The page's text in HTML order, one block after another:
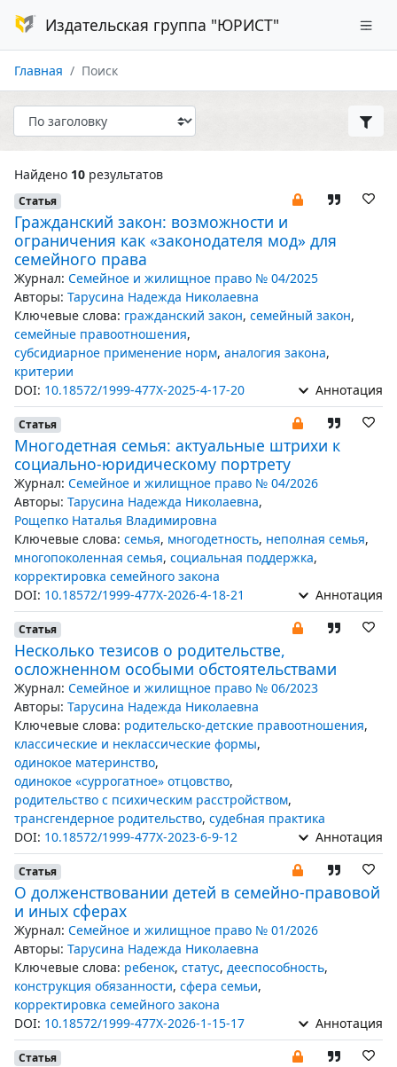
Издательская группа "ЮРИСТ"
Главная Поиск
Найдено 10 результатов
Статья
Гражданский закон: возможности и
ограничения как «законодателя мод» для
семейного права
Журнал: Семейное и жилищное право № 04/2025
Авторы: Тарусина Надежда Николаевна
Ключевые слова: гражданский закон, семейный закон,
семейные правоотношения,
субсидиарное применение норм, аналогия закона,
критерии
DOI: 10.18572/1999-477X-2025-4-17-20 Аннотация
Статья
Многодетная семья: актуальные штрихи к
социально-юридическому портрету
Журнал: Семейное и жилищное право № 04/2026
Авторы: Тарусина Надежда Николаевна,
Рощепко Наталья Владимировна
Ключевые слова: семья, многодетность, неполная семья,
многопоколенная семья, социальная поддержка,
корректировка семейного закона
DOI: 10.18572/1999-477X-2026-4-18-21 Аннотация
Статья
Несколько тезисов о родительстве,
осложненном особыми обстоятельствами
Журнал: Семейное и жилищное право № 06/2023
Авторы: Тарусина Надежда Николаевна
Ключевые слова: родительско-детские правоотношения,
классические и неклассические формы,
одинокое материнство,
одинокое «суррогатное» отцовство,
родительство с психическим расстройством,
трансгендерное родительство, судебная практика
DOI: 10.18572/1999-477X-2023-6-9-12 Аннотация
Статья
О долженствовании детей в семейно-правовой
и иных сферах
Журнал: Семейное и жилищное право № 01/2026
Авторы: Тарусина Надежда Николаевна
Ключевые слова: ребенок, статус, дееспособность,
конструкция обязанности, сфера семьи,
корректировка семейного закона
DOI: 10.18572/1999-477X-2026-1-15-17 Аннотация
Статья